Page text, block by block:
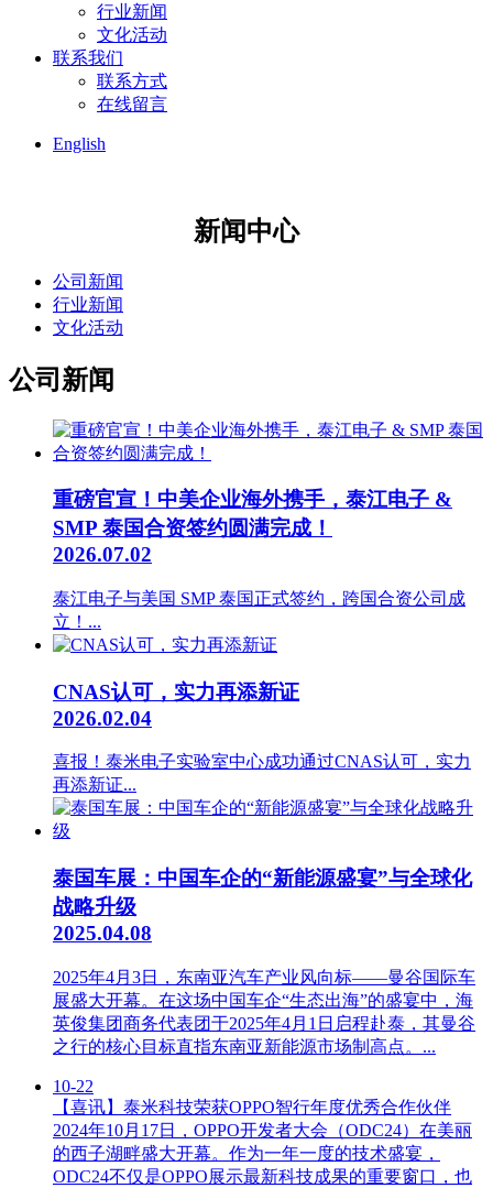
行业新闻
文化活动
联系我们
联系方式
在线留言
English
新闻中心
公司新闻
行业新闻
文化活动
公司新闻
重磅官宣！中美企业海外携手，泰江电子 &
SMP 泰国合资签约圆满完成！
2026.07.02
泰江电子与美国 SMP 泰国正式签约，跨国合资公司成
立！...
CNAS认可，实力再添新证
2026.02.04
喜报！泰米电子实验室中心成功通过CNAS认可，实力
再添新证...
泰国车展：中国车企的“新能源盛宴”与全球化
战略升级
2025.04.08
2025年4月3日，东南亚汽车产业风向标——曼谷国际车
展盛大开幕。在这场中国车企“生态出海”的盛宴中，‌海
英俊集团商务代表团于2025年4月1日启程赴泰，其曼谷
之行的核心目标直指东南亚新能源市场制高点。...
10-22
【喜讯】泰米科技荣获OPPO智行年度优秀合作伙伴
2024年10月17日，OPPO开发者大会（ODC24）在美丽
的西子湖畔盛大开幕。作为一年一度的技术盛宴，
ODC24不仅是OPPO展示最新科技成果的重要窗口，也